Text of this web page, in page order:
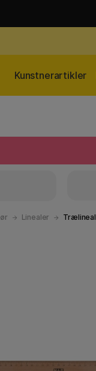
Kunstnerartikler
Linealer Trælineal